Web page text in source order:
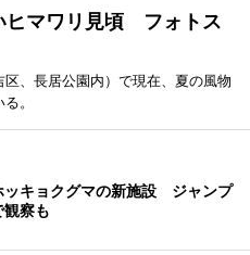
ヒマワリ見頃 フォトス
、長居公園内）で現在、夏の風物
。
ッキョクグマの新施設 ジャンプ
察も